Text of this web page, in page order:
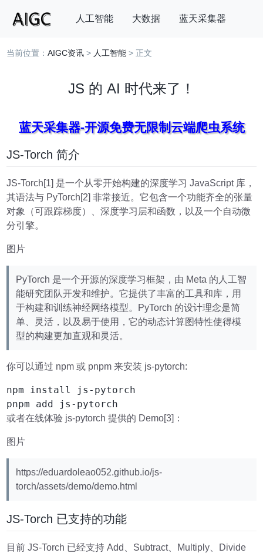
人工智能 大数据 蓝天采集器
搜索
当前位置：AIGC资讯 > 人工智能 > 正文
JS 的 AI 时代来了！
蓝天采集器-开源免费无限制云端爬虫系统
JS-Torch 简介
JS-Torch[1] 是一个从零开始构建的深度学习 JavaScript 库，
其语法与 PyTorch[2] 非常接近。它包含一个功能齐全的张量
对象（可跟踪梯度）、深度学习层和函数，以及一个自动微
分引擎。
图片
PyTorch 是一个开源的深度学习框架，由 Meta 的人工智
能研究团队开发和维护。它提供了丰富的工具和库，用
于构建和训练神经网络模型。PyTorch 的设计理念是简
单、灵活，以及易于使用，它的动态计算图特性使得模
型的构建更加直观和灵活。
你可以通过 npm 或 pnpm 来安装 js-pytorch:
npm install js-pytorch
pnpm add js-pytorch
或者在线体验 js-pytorch 提供的 Demo[3]：
图片
https://eduardoleao052.github.io/js-
torch/assets/demo/demo.html
JS-Torch 已支持的功能
目前 JS-Torch 已经支持 Add、Subtract、Multiply、Divide